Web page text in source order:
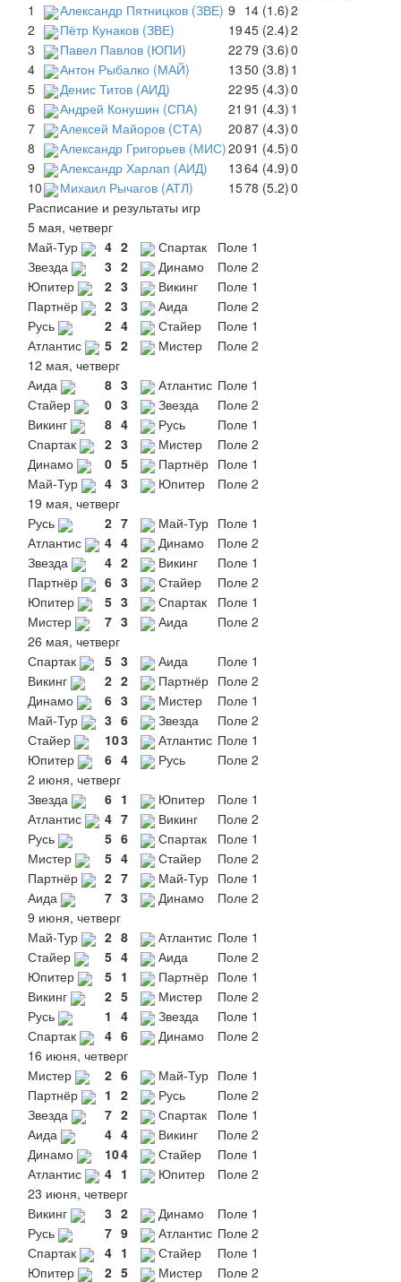
1
Александр Пятницков (ЗВЕ) 9 14 (1.6)2
2
Пётр Кунаков (ЗВЕ) 1945 (2.4)2
3
Павел Павлов (ЮПИ) 2279 (3.6)0
4
Антон Рыбалко (МАЙ) 1350 (3.8) 1
5
Денис Титов (АИД) 2295 (4.3)0
6
Андрей Конушин (СПА) 21 91 (4.3) 1
7
Алексей Майоров (СТА) 2087 (4.3)0
8
Александр Григорьев (МИС)2091 (4.5)0
9
Александр Харлап (АИД) 1364 (4.9)0
10
Михаил Рычагов (АТЛ) 1578 (5.2)0
Расписание и результаты игр
5 мая, четверг
Май-Тур
4 2 Спартак
Поле 1
Звезда
3 2 Динамо
Поле 2
Юпитер
2 3 Викинг
Поле 1
Партнёр
2 3 Аида
Поле 2
Русь
2 4 Стайер
Поле 1
Атлантис
5 2 Мистер
Поле 2
12 мая, четверг
Аида
8 3 Атлантис Поле 1
Стайер
0 3 Звезда
Поле 2
Викинг
8 4 Русь
Поле 1
Спартак
2 3 Мистер
Поле 2
Динамо
0 5 Партнёр Поле 1
Май-Тур
4 3 Юпитер
Поле 2
19 мая, четверг
Русь
2 7 Май-Тур Поле 1
Атлантис
4 4 Динамо
Поле 2
Звезда
4 2 Викинг
Поле 1
Партнёр
6 3 Стайер
Поле 2
Юпитер
5 3 Спартак
Поле 1
Мистер
7 3 Аида
Поле 2
26 мая, четверг
Спартак
5 3 Аида
Поле 1
Викинг
2 2 Партнёр Поле 2
Динамо
6 3 Мистер
Поле 1
Май-Тур
3 6 Звезда
Поле 2
Стайер
103 Атлантис Поле 1
Юпитер
6 4 Русь
Поле 2
2 июня, четверг
Звезда
6 1 Юпитер
Поле 1
Атлантис
4 7 Викинг
Поле 2
Русь
5 6 Спартак
Поле 1
Мистер
5 4 Стайер
Поле 2
Партнёр
2 7 Май-Тур Поле 1
Аида
7 3 Динамо
Поле 2
9 июня, четверг
Май-Тур
2 8 Атлантис Поле 1
Стайер
5 4 Аида
Поле 2
Юпитер
5 1 Партнёр Поле 1
Викинг
2 5 Мистер
Поле 2
Русь
1 4 Звезда
Поле 1
Спартак
4 6 Динамо
Поле 2
16 июня, четверг
Мистер
2 6 Май-Тур Поле 1
Партнёр
1 2 Русь
Поле 2
Звезда
7 2 Спартак
Поле 1
Аида
4 4 Викинг
Поле 2
Динамо
104 Стайер
Поле 1
Атлантис
4 1 Юпитер
Поле 2
23 июня, четверг
Викинг
3 2 Динамо
Поле 1
Русь
7 9 Атлантис Поле 2
Спартак
4 1 Стайер
Поле 1
Юпитер
2 5 Мистер
Поле 2